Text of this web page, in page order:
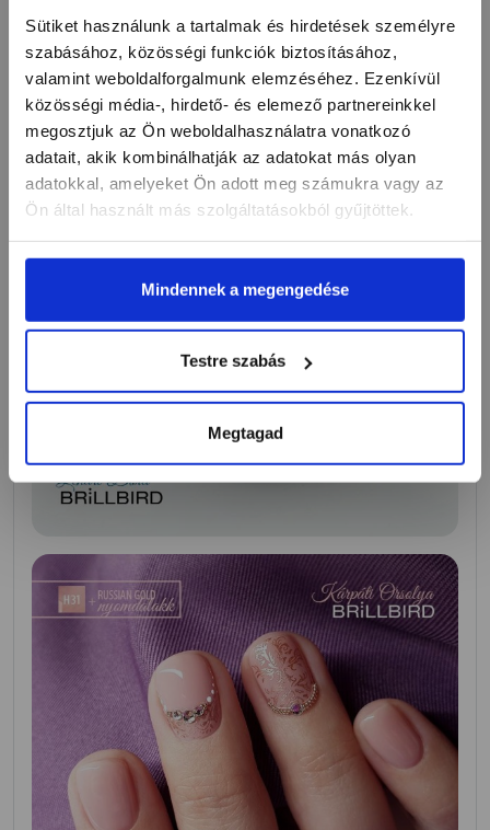
Sütiket használunk a tartalmak és hirdetések személyre
szabásához, közösségi funkciók biztosításához,
valamint weboldalforgalmunk elemzéséhez. Ezenkívül
közösségi média-, hirdető- és elemező partnereinkkel
megosztjuk az Ön weboldalhasználatra vonatkozó
adatait, akik kombinálhatják az adatokat más olyan
adatokkal, amelyeket Ön adott meg számukra vagy az
Ön által használt más szolgáltatásokból gyűjtöttek.
Mindennek a megengedése
Testre szabás
Megtagad